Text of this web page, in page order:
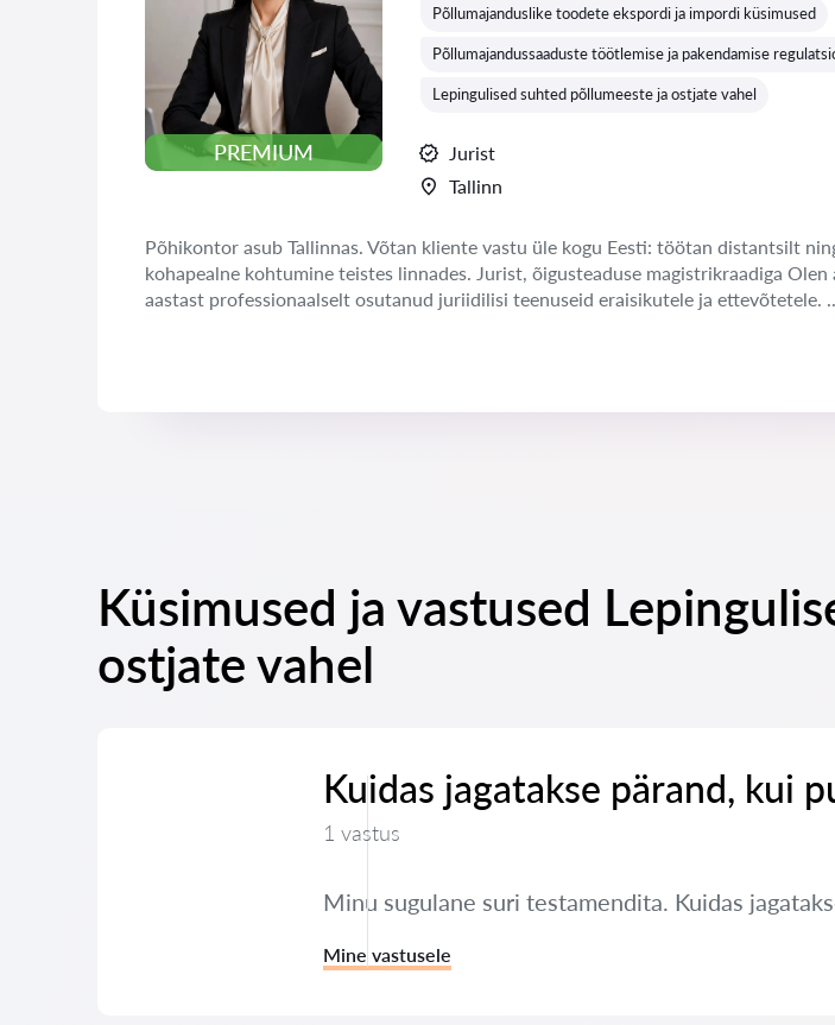
PREMIUM
Põllumajanduslike toodete ekspordi ja impordi küsimused
Põllumajandussaaduste töötlemise ja pakendamise
Lepingulised suhted põllumeeste ja ostjate vahel
Jurist
Tallinn
Põhikontor asub Tallinnas. Võtan kliente vastu üle kogu Eesti: töötan distantsilt
kohapealne kohtumine teistes linnades. Jurist, õigusteaduse magistrikraadiga Olen
aastast professionaalselt osutanud juriidilisi teenuseid eraisikutele ja ettevõtetele.
Küsimused ja vastused
ostjate vahel
Kuidas jagatakse pärand, kui
1 vastus
Minu sugulane suri testamendita. Kuidas
Mine vastusele